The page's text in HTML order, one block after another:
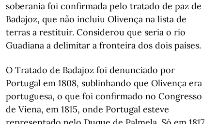
soberania foi confirmada pelo tratado de paz de
Badajoz, que não incluiu Olivença na lista de
terras a restituir. Considerou que seria o rio
Guadiana a delimitar a fronteira dos dois países.
O Tratado de Badajoz foi denunciado por
Portugal em 1808, sublinhando que Olivença era
portuguesa, o que foi confirmado no Congresso
de Viena, em 1815, onde Portugal esteve